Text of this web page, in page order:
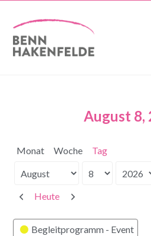
August 8,
Monat Woche Tag
Monat
Tag
Jahr
Zurück
Heute Weiter
Kategorien
Begleitprogramm - Event